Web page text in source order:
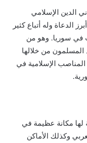
الدين الإسلامي
الدعاة وله أتباع كثير
في سوريا. وهو من
المسلمون من خلالها
المناصب الإسلامية في
لها مكانة عظيمة في
وكذلك الأماكن